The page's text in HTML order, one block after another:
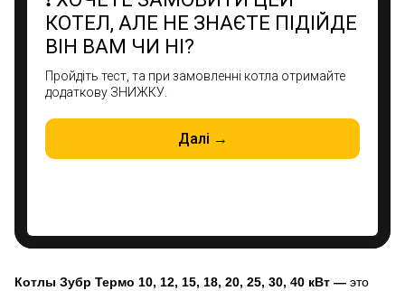
Котлы Зубр Термо 10, 12, 15, 18, 20, 25, 30, 40 кВт — это